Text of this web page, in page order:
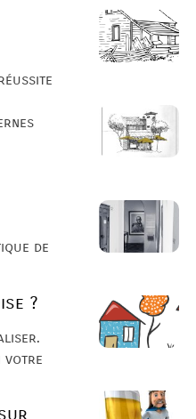
de
?
votre